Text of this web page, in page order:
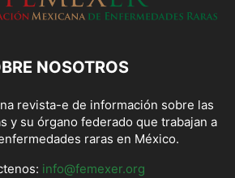
NOSOTROS
revista-e de información sobre las
y su órgano federado que trabajan a
raras en México.
info@femexer.org